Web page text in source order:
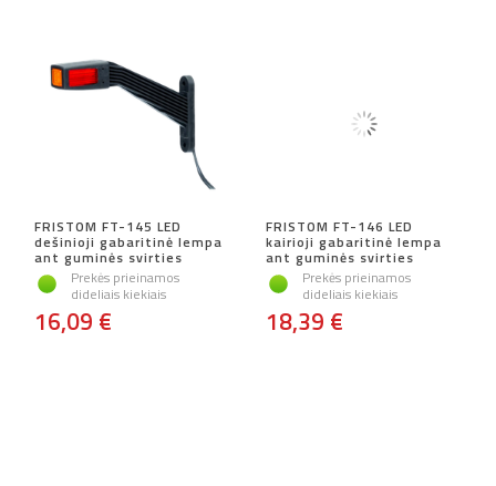
FRISTOM FT-145 LED
dešinioji gabaritinė lempa
ant guminės svirties
Prekės prieinamos
dideliais kiekiais
16,09 €
FRISTOM FT-146 LED
kairioji gabaritinė lempa
ant guminės svirties
Prekės prieinamos
dideliais kiekiais
18,39 €